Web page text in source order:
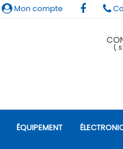
(
ÉQUIPEMENT
Mon compte